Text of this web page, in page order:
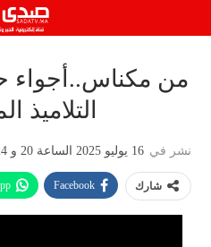
من مكناس..أجواء
التلاميذ
نشر في 16 يوليو 2025 الساعة 20 و 24 دقيقة
شارك Facebook